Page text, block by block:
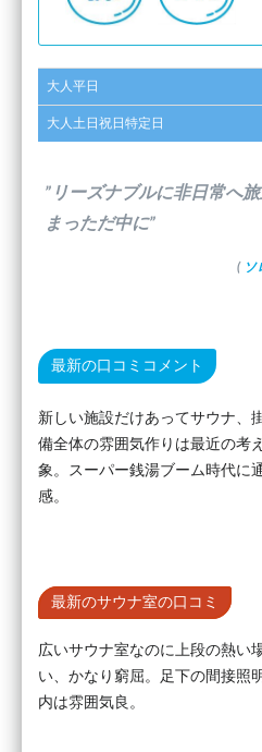
大人平日
大人土日祝日特定日
”リーズナブルに非日常へ
まっただ中に”
( ソ
最新の口コミコメント
新しい施設だけあってサウナ、
備全体の雰囲気作りは最近の考
象。スーパー銭湯ブーム時代に
感。
最新のサウナ室の口コミ
広いサウナ室なのに上段の熱い
い、かなり窮屈。足下の間接照
内は雰囲気良。